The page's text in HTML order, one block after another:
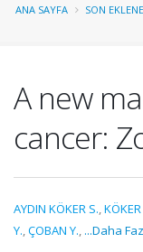
ANA SAYFA SON
A new
cancer:
AYDIN KÖKER S.,KÖKER
Y.,ÇOBAN Y., ...Daha